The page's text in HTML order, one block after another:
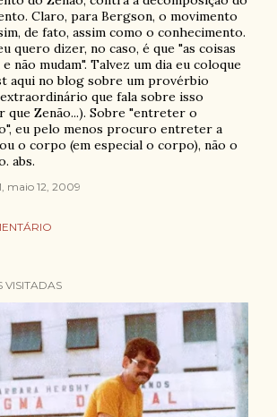
Claro, para Bergson, o movimento
de fato, assim como o conhecimento.
quero dizer, no caso, é que "as coisas
e não mudam". Talvez um dia eu coloque
aqui no blog sobre um provérbio
que fala sobre isso
que Zenão...). Sobre "entreter o
eu pelo menos procuro entreter a
o corpo (em especial o corpo), não o
abs.
maio 12, 2009
VISITADAS